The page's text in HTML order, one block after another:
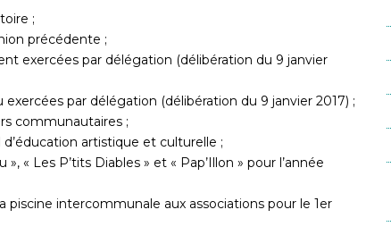
;
précédente ;
exercées par délégation (délibération du 9 janvier
par délégation (délibération du 9 janvier 2017) ;
communautaires ;
artistique et culturelle ;
« Les P’tits Diables » et « Pap’Illon » pour l’année
piscine intercommunale aux associations pour le 1er